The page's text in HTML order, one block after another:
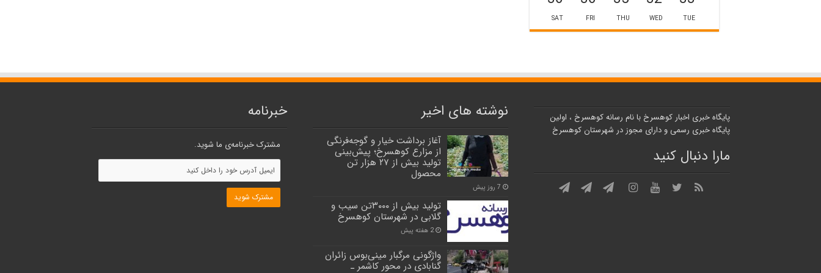
TUE
WED
THU
FRI
SAT
پایگاه خبری اخبار کوهسرخ با نام رسانه کوهسرخ ، اولین
پایگاه خبری رسمی و دارای مجوز در شهرستان کوهسرخ
مارا دنبال کنید
نوشته های اخیر
آغاز برداشت خیار و گوجه‌فرنگی
از مزارع کوهسرخ؛ پیش‌بینی
تولید بیش از ۲۷ هزار تن
محصول
7 روز پیش
تولید بیش از ۳۰۰۰تن سیب و
گلابی در شهرستان کوهسرخ
2 هفته پیش
واژگونی مرگبار مینی‌بوس زائران
گنابادی در محور کاشمر ـ
خبرنامه
مشترک خبرنامه‌ی ما شوید.